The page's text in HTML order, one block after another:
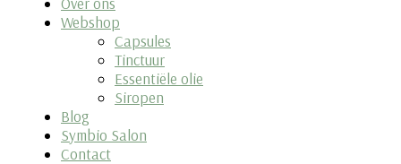
Webshop
Capsules
Tinctuur
Essentiële olie
Siropen
Blog
Symbio Salon
Contact